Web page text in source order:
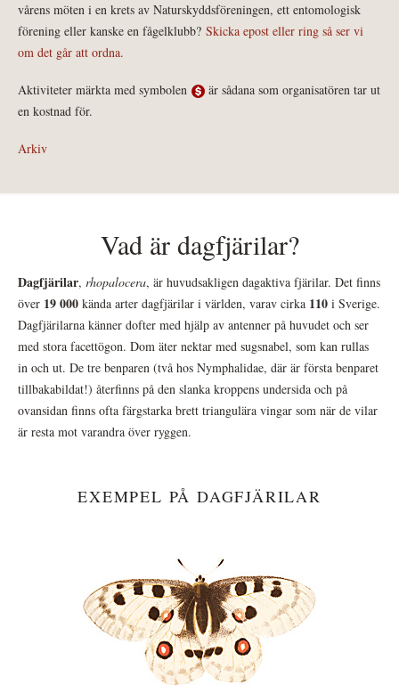
vårens möten i en krets av Naturskyddsföreningen, ett entomologisk
förening eller kanske en fågelklubb? Skicka epost eller ring så ser vi
om det går att ordna.
Aktiviteter märkta med symbolen
är sådana som organisatören tar ut
en kostnad för.
Arkiv
Vad är dagfjärilar?
Dagfjärilar, rhopalocera, är huvudsakligen dagaktiva fjärilar. Det finns
över 19 000 kända arter dagfjärilar i världen, varav cirka 110 i Sverige.
Dagfjärilarna känner dofter med hjälp av antenner på huvudet och ser
med stora facettögon. Dom äter nektar med sugsnabel, som kan rullas
in och ut. De tre benparen (två hos Nymphalidae, där är första benparet
tillbakabildat!) återfinns på den slanka kroppens undersida och på
ovansidan finns ofta färgstarka brett triangulära vingar som när de vilar
är resta mot varandra över ryggen.
EXEMPEL PÅ DAGFJÄRILAR